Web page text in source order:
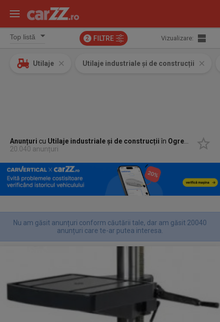
2 FILTRE Vizualizare:
Utilaje Utilaje industriale și de construcții
Anunțuri cu Utilaje industriale și de construcțiiîn Ogrezeni, Giurgiu
20.040 anunțuri
Nu am găsit anunțuri conform căutării tale, dar am găsit 20040
anunțuri care te-ar putea interesa.